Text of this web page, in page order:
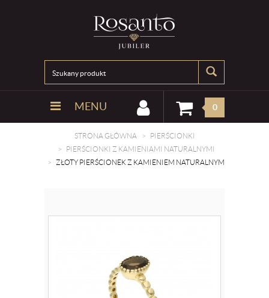
MENU 0
STRONA GŁÓWNA
PIERŚCIONKI
PIERŚCIONKI Z KAMIENIAMI NATURALNYMI
ZŁOTY PIERŚCIONEK Z KAMIENIEM NATURALNYM